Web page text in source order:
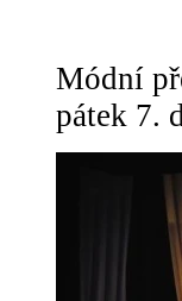
Módní
pátek 7.